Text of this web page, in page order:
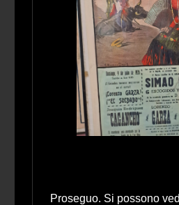
Proseguo. Si possono